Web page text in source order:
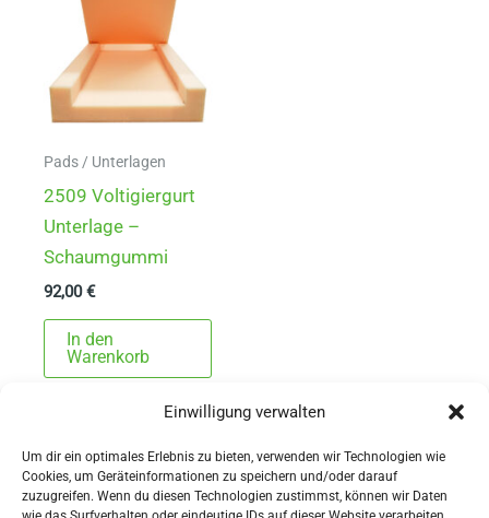
Einwilligung verwalten
Um dir ein optimales Erlebnis zu bieten, verwenden wir Technologien wie
Cookies, um Geräteinformationen zu speichern und/oder darauf
zuzugreifen. Wenn du diesen Technologien zustimmst, können wir Daten
Pads / Unterlagen
2509 Voltigiergurt
Unterlage –
Schaumgummi
92,00€
In den
Warenkorb